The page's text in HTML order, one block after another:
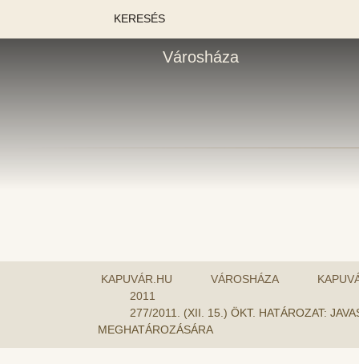
KERESÉS
Városháza
KAPUVÁR.HU VÁROSHÁZA
2011
277/2011. (XII. 15.) ÖKT. HATÁROZAT:
MEGHATÁROZÁSÁRA